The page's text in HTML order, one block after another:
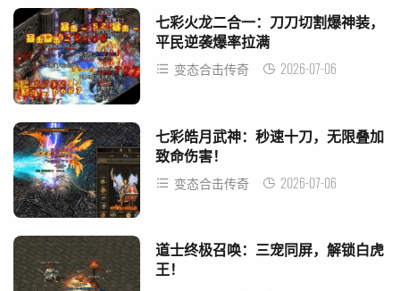
七彩火龙二合一：刀刀切割爆神装，
平民逆袭爆率拉满
变态合击传奇 2026-07-06
七彩皓月武神：秒速十刀，无限叠加
致命伤害！
变态合击传奇 2026-07-06
道士终极召唤：三宠同屏，解锁白虎
王！